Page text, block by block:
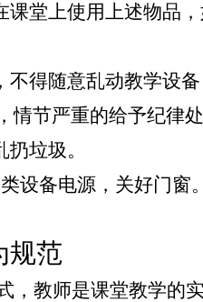
堂上使用上述物品
不得随意乱动教学设
节严重的给予纪律处
垃圾。
设备电源，关好门窗。
规范
，教师是课堂教学的